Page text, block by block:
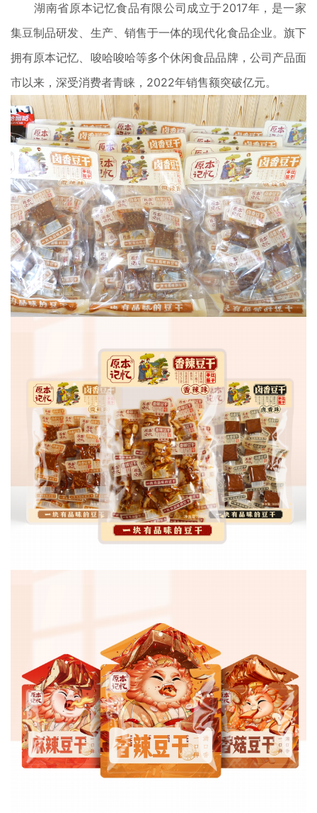
湖南省原本记忆食品有限公司成立于2017年，是一家
集豆制品研发、生产、销售于一体的现代化食品企业。旗下
拥有原本记忆、唆哈唆哈等多个休闲食品品牌，公司产品面
市以来，深受消费者青睐，2022年销售额突破亿元。